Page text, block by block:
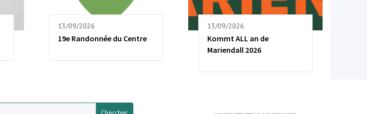
13/09/2026
19e Randonnée du Centre
13/09/2026
Kommt ALL an de
Mariendall 2026